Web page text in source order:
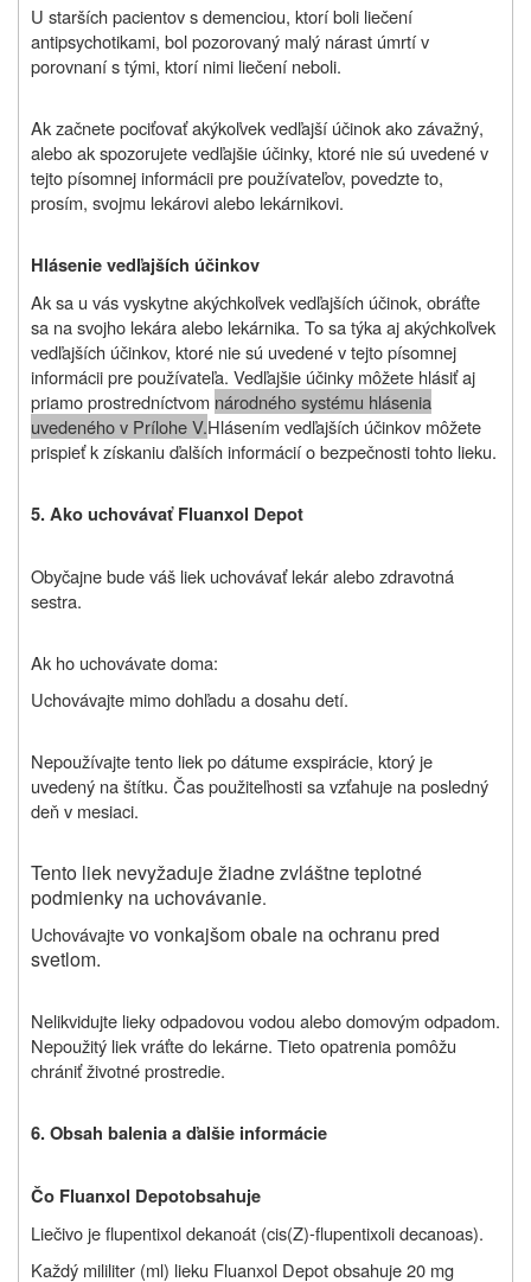
U starších pacientov s demenciou, ktorí boli liečení
antipsychotikami, bol pozorovaný malý nárast úmrtí v
porovnaní s tými, ktorí nimi liečení neboli.
Ak začnete pociťovať akýkoľvek vedľajší účinok ako závažný,
alebo ak spozorujete vedľajšie účinky, ktoré nie sú uvedené v
tejto písomnej informácii pre používateľov, povedzte to,
prosím, svojmu lekárovi alebo lekárnikovi.
Hlásenie vedľajších účinkov
Ak sa u vás vyskytne akýchkoľvek vedľajších účinok, obráťte
sa na svojho lekára alebo lekárnika. To sa týka aj akýchkoľvek
vedľajších účinkov, ktoré nie sú uvedené v tejto písomnej
informácii pre používateľa. Vedľajšie účinky môžete hlásiť aj
priamo prostredníctvom národného systému hlásenia
uvedeného v Prílohe V.Hlásením vedľajších účinkov môžete
prispieť k získaniu ďalších informácií o bezpečnosti tohto lieku.
5. Ako uchovávať Fluanxol Depot
Obyčajne bude váš liek uchovávať lekár alebo zdravotná
sestra.
Ak ho uchovávate doma:
Uchovávajte mimo dohľadu a dosahu detí.
Nepoužívajte tento liek po dátume exspirácie, ktorý je
uvedený na štítku. Čas použiteľnosti sa vzťahuje na posledný
deň v mesiaci.
Tento liek nevyžaduje žiadne zvláštne teplotné
podmienky na uchovávanie.
Uchovávajtevo vonkajšom obale na ochranu pred
svetlom.
Nelikvidujte lieky odpadovou vodou alebo domovým odpadom.
Nepoužitý liek vráťte do lekárne. Tieto opatrenia pomôžu
chrániť životné prostredie.
6.Obsah balenia a ďalšie informácie
Čo Fluanxol Depotobsahuje
Liečivo je flupentixol dekanoát (cis(Z)-flupentixoli decanoas).
Každý mililiter (ml) lieku Fluanxol Depot obsahuje 20 mg